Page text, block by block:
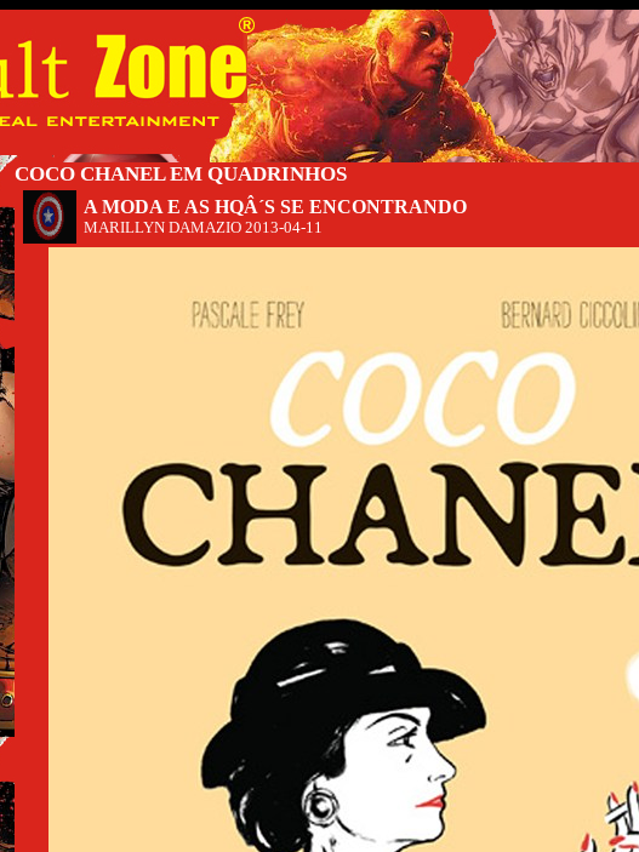
COCO CHANEL EM QUADRINHOS
A MODA E AS HQÂ´S SE ENCONTRANDO
MARILLYN DAMAZIO 2013-04-11